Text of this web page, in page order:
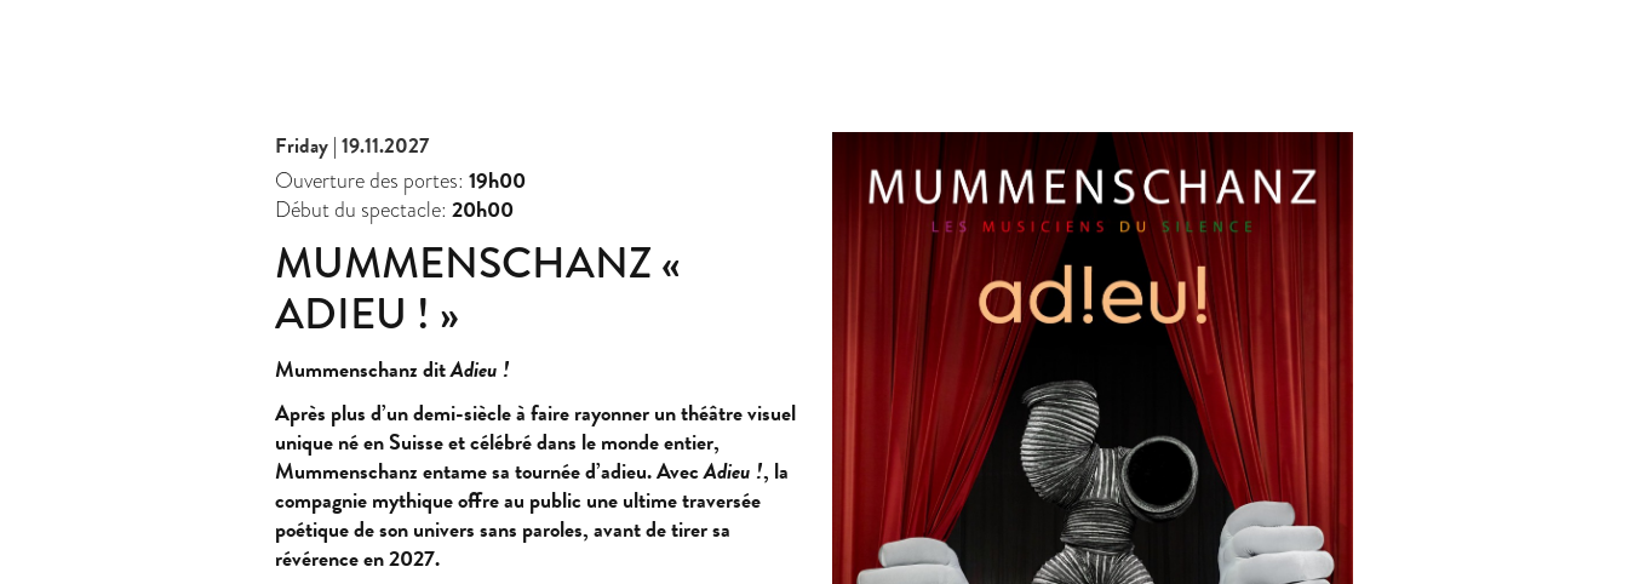
Friday | 19.11.2027
Ouverture des portes: 19h00
Début du spectacle: 20h00
MUMMENSCHANZ «
ADIEU ! »
Mummenschanz ditAdieu !
Après plus d’un demi-siècle à faire rayonner un théâtre visuel
unique né en Suisse et célébré dans le monde entier,
Mummenschanz entame sa tournée d’adieu. AvecAdieu !, la
compagnie mythique offre au public une ultime traversée
poétique de son univers sans paroles, avant de tirer sa
révérence en 2027.